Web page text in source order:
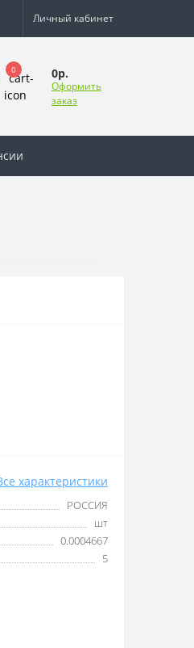
Личный кабинет
0 0р.
Оформить
заказ
характеристики
РОССИЯ
шт
0.0004667
5